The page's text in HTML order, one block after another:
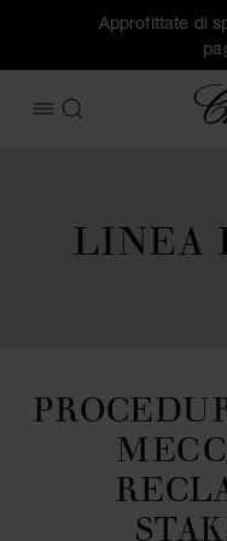
Approfittate di
APRIRE IL MENU
CERCA
LINEA